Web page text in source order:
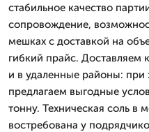
стабильное качество
сопровождение,
мешках с доставкой на
гибкий прайс. Доставляем
и в удаленные районы: при
предлагаем выгодные
тонну. Техническая соль в
востребована у